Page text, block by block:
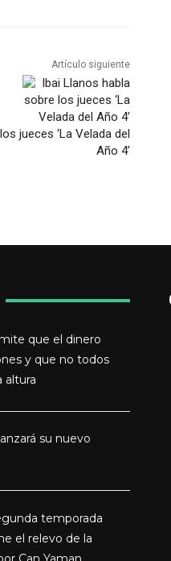
Artículo siguiente
jueces ‘La Velada del
Año 4’
que el dinero
y que no todos
altura
su nuevo
temporada
el relevo de la